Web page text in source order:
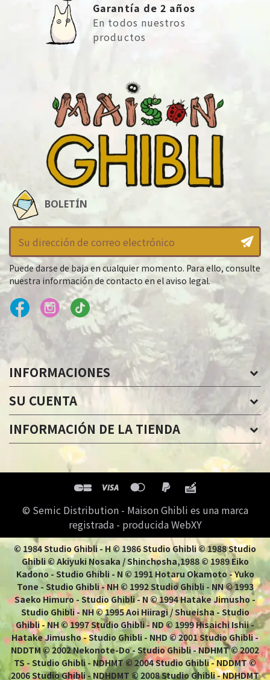
Garantía de 2 años
En todos nuestros
productos
BOLETÍN
Puede darse de baja en cualquier momento. Para ello, consulte
nuestra información de contacto en el aviso legal.
INFORMACIONES
SU CUENTA
INFORMACIÓN DE LA TIENDA
© Semic Distribution - Maison Ghibli es una marca
registrada - producida WebXY
© 1984 Studio Ghibli - H © 1986 Studio Ghibli © 1988 Studio
Ghibli © Akiyuki Nosaka / Shinchosha,1988 © 1989 Eiko
Kadono - Studio Ghibli - N © 1991 Hotaru Okamoto - Yuko
Tone - Studio Ghibli - NH © 1992 Studio Ghibli - NN © 1993
Saeko Himuro - Studio Ghibli - N © 1994 Hatake Jimusho -
Studio Ghibli - NH © 1995 Aoi Hiiragi / Shueisha - Studio
Ghibli - NH © 1997 Studio Ghibli - ND © 1999 Hisaichi Ishii -
Hatake Jimusho - Studio Ghibli - NHD © 2001 Studio Ghibli -
NDDTM © 2002 Nekonote-Do - Studio Ghibli - NDHMT © 2002
TS - Studio Ghibli - NDHMT © 2004 Studio Ghibli - NDDMT ©
2006 Studio Ghibli - NDHDMT © 2008 Studio Ghibli - NDHDMT